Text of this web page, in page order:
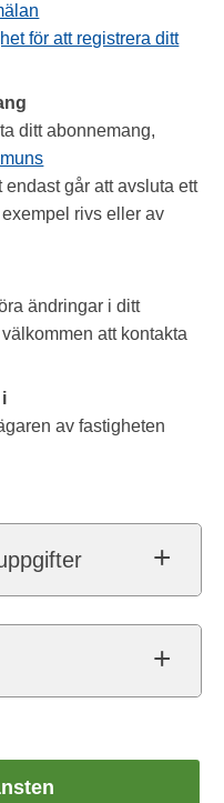
för att registrera ditt
ditt abonnemang,
endast går att avsluta ett
rivs eller av
ändringar i ditt
att kontakta
av fastigheten